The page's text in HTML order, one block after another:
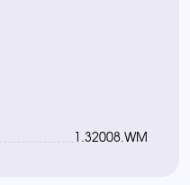
1.32008.WM